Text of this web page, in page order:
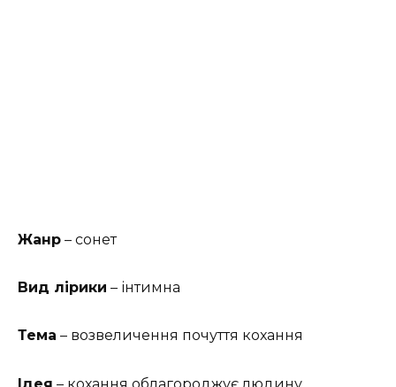
Жанр – сонет
Вид лірики – інтимна
Тема – возвеличення почуття кохання
Ідея – кохання облагороджує людину,